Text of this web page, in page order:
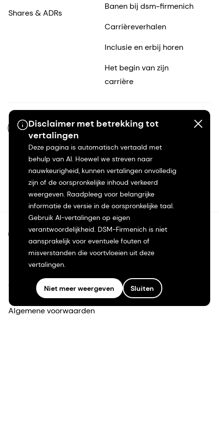
Disclaimer met betrekking tot
vertalingen
Deze pagina is automatisch vertaald met
behulp van AI. Hoewel we streven naar
nauwkeurigheid, kunnen vertalingen onvolledig
zijn of de oorspronkelijke inhoud verkeerd
weergeven. Raadpleeg voor belangrijke
informatie de versie in de oorspronkelijke taal.
Gebruik AI-vertalingen op eigen
verantwoordelijkheid. DSM-Firmenich is niet
aansprakelijk voor eventuele fouten of
misverstanden die voortvloeien uit deze
vertalingen.
Niet meer weergeven Sluiten
Shares & ADRs
Banen bij dsm-firmenich
Carrièreverhalen
Inclusie en erbij horen
Het begin van zijn
carrière
NL-NL
©2026 dsm-firmenich. Alle rechten voorbehouden.
Privacyverklaring
Gebruiksvoorwaarden
Algemene voorwaarden